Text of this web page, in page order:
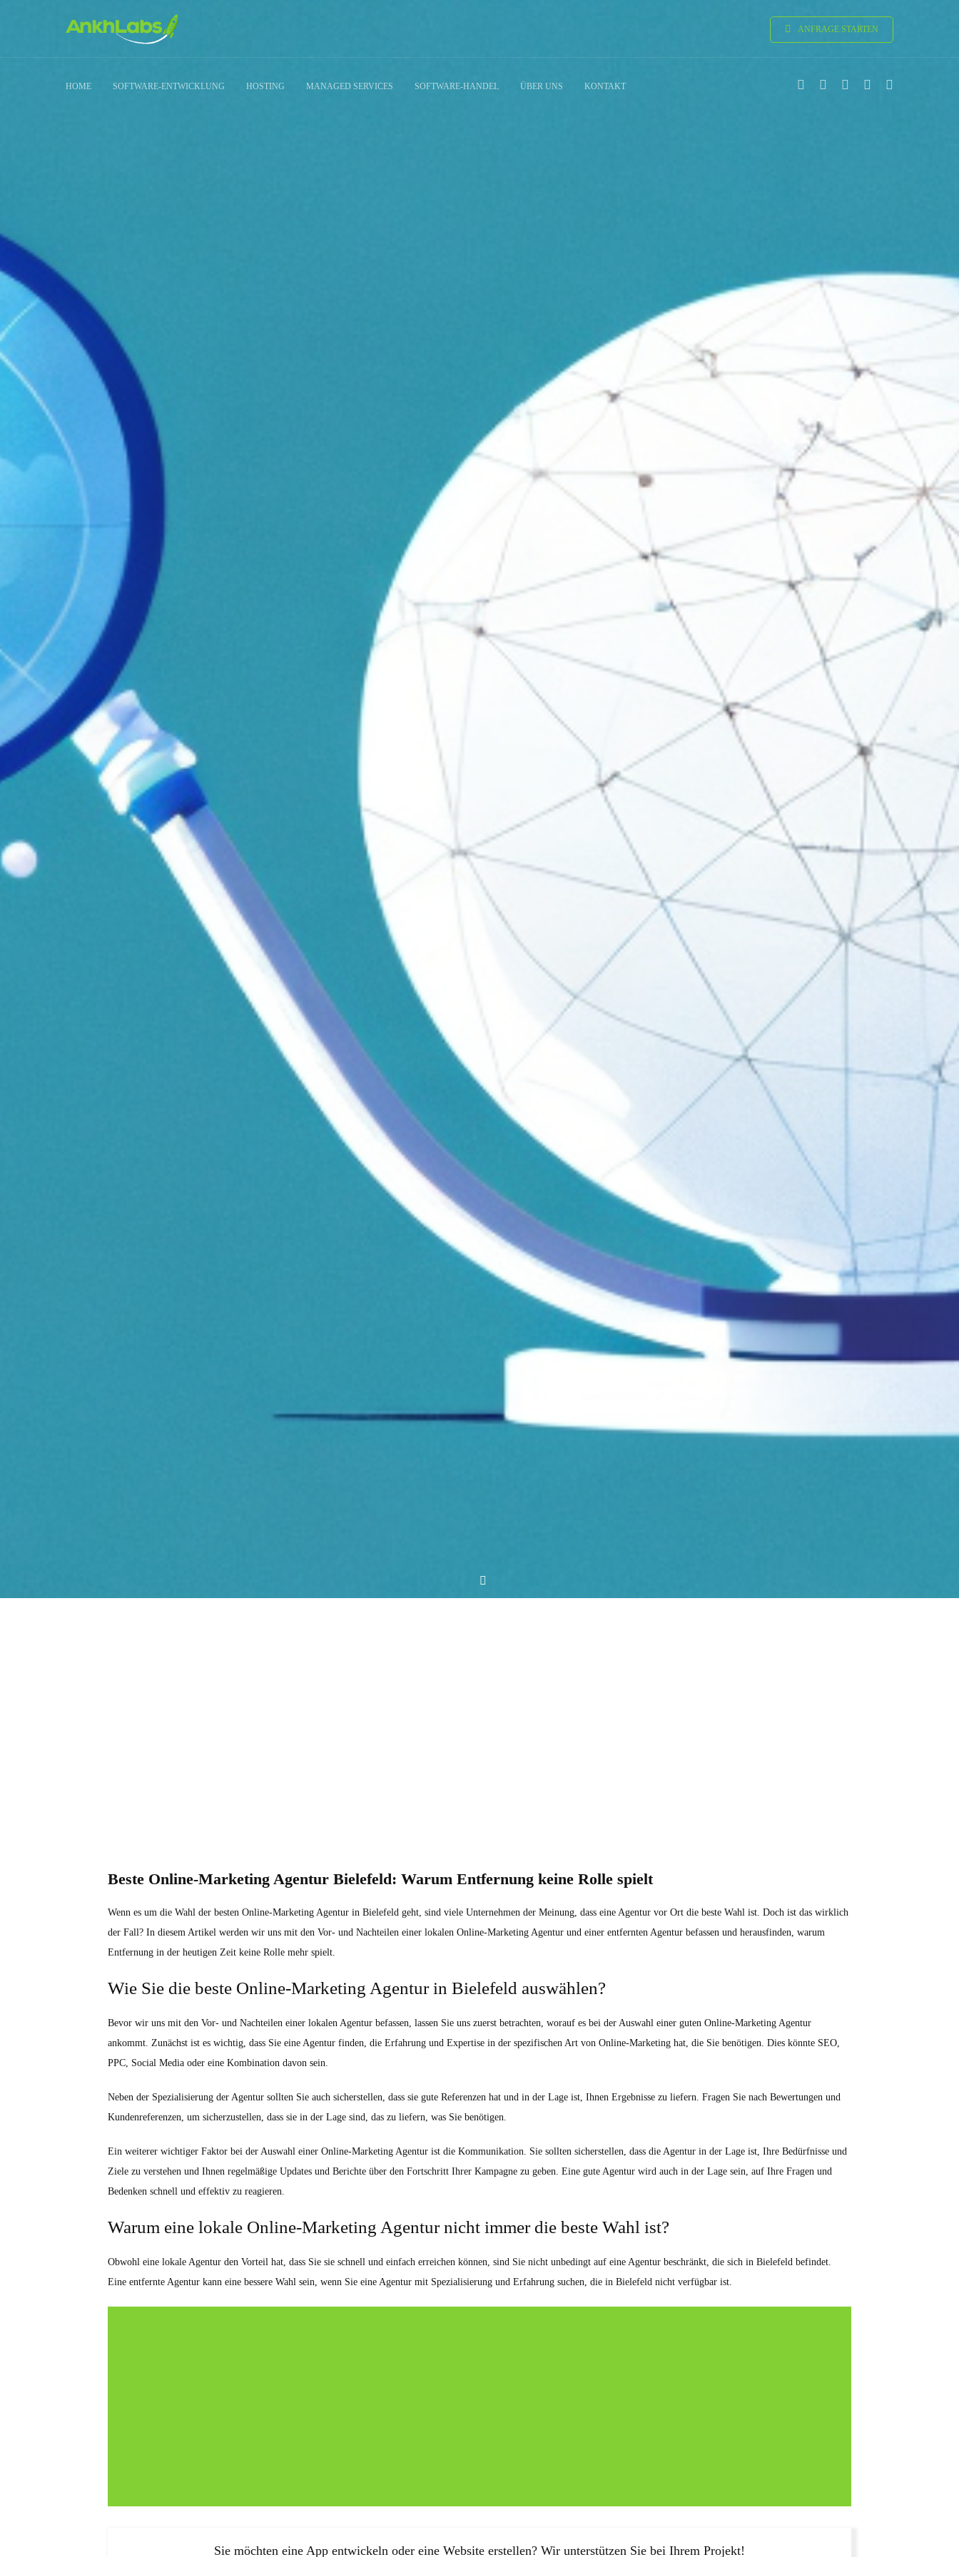
ANFRAGE STARTEN
HOME SOFTWARE-ENTWICKLUNG HOSTING MANAGED SERVICES SOFTWARE-HANDEL ÜBER UNS KONTAKT
Beste Online-Marketing Agentur Bielefeld: Warum Entfernung keine Rolle spielt
Wenn es um die Wahl der besten Online-Marketing Agentur in Bielefeld geht, sind viele Unternehmen der Meinung, dass eine Agentur vor Ort die beste Wahl ist. Doch ist das wirklich
der Fall? In diesem Artikel werden wir uns mit den Vor- und Nachteilen einer lokalen Online-Marketing Agentur und einer entfernten Agentur befassen und herausfinden, warum
Entfernung in der heutigen Zeit keine Rolle mehr spielt.
Wie Sie die beste Online-Marketing Agentur in Bielefeld auswählen?
Bevor wir uns mit den Vor- und Nachteilen einer lokalen Agentur befassen, lassen Sie uns zuerst betrachten, worauf es bei der Auswahl einer guten Online-Marketing Agentur
ankommt. Zunächst ist es wichtig, dass Sie eine Agentur finden, die Erfahrung und Expertise in der spezifischen Art von Online-Marketing hat, die Sie benötigen. Dies könnte SEO,
PPC, Social Media oder eine Kombination davon sein.
Neben der Spezialisierung der Agentur sollten Sie auch sicherstellen, dass sie gute Referenzen hat und in der Lage ist, Ihnen Ergebnisse zu liefern. Fragen Sie nach Bewertungen und
Kundenreferenzen, um sicherzustellen, dass sie in der Lage sind, das zu liefern, was Sie benötigen.
Ein weiterer wichtiger Faktor bei der Auswahl einer Online-Marketing Agentur ist die Kommunikation. Sie sollten sicherstellen, dass die Agentur in der Lage ist, Ihre Bedürfnisse und
Ziele zu verstehen und Ihnen regelmäßige Updates und Berichte über den Fortschritt Ihrer Kampagne zu geben. Eine gute Agentur wird auch in der Lage sein, auf Ihre Fragen und
Bedenken schnell und effektiv zu reagieren.
Warum eine lokale Online-Marketing Agentur nicht immer die beste Wahl ist?
Obwohl eine lokale Agentur den Vorteil hat, dass Sie sie schnell und einfach erreichen können, sind Sie nicht unbedingt auf eine Agentur beschränkt, die sich in Bielefeld befindet.
Eine entfernte Agentur kann eine bessere Wahl sein, wenn Sie eine Agentur mit Spezialisierung und Erfahrung suchen, die in Bielefeld nicht verfügbar ist.
Sie möchten eine App entwickeln oder eine Website erstellen? Wir unterstützen Sie bei Ihrem Projekt!